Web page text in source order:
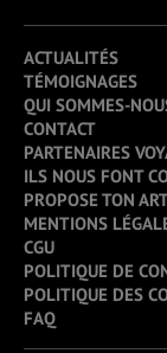
ACTUALITÉS
TÉMOIGNAGES
QUI SOMMES-
CONTACT
PARTENAIRES
ILS NOUS FONT
PROPOSE TON
MENTIONS
CGU
POLITIQUE DE
POLITIQUE DES
FAQ